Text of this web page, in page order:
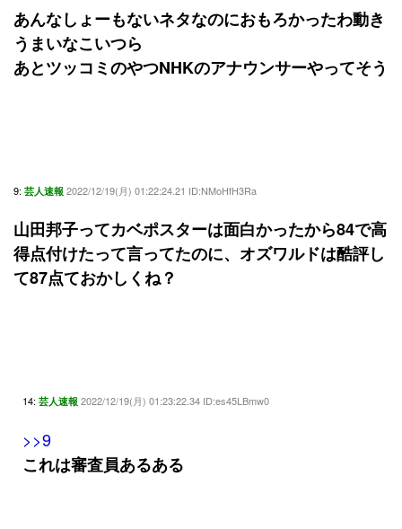
あんなしょーもないネタなのにおもろかったわ動き
うまいなこいつら
あとツッコミのやつNHKのアナウンサーやってそう
9: 芸人速報 2022/12/19(月) 01:22:24.21 ID:NMoHfH3Ra
山田邦子ってカベポスターは面白かったから84で高
得点付けたって言ってたのに、オズワルドは酷評し
て87点ておかしくね？
14: 芸人速報 2022/12/19(月) 01:23:22.34 ID:es45LBmw0
>>9
これは審査員あるある